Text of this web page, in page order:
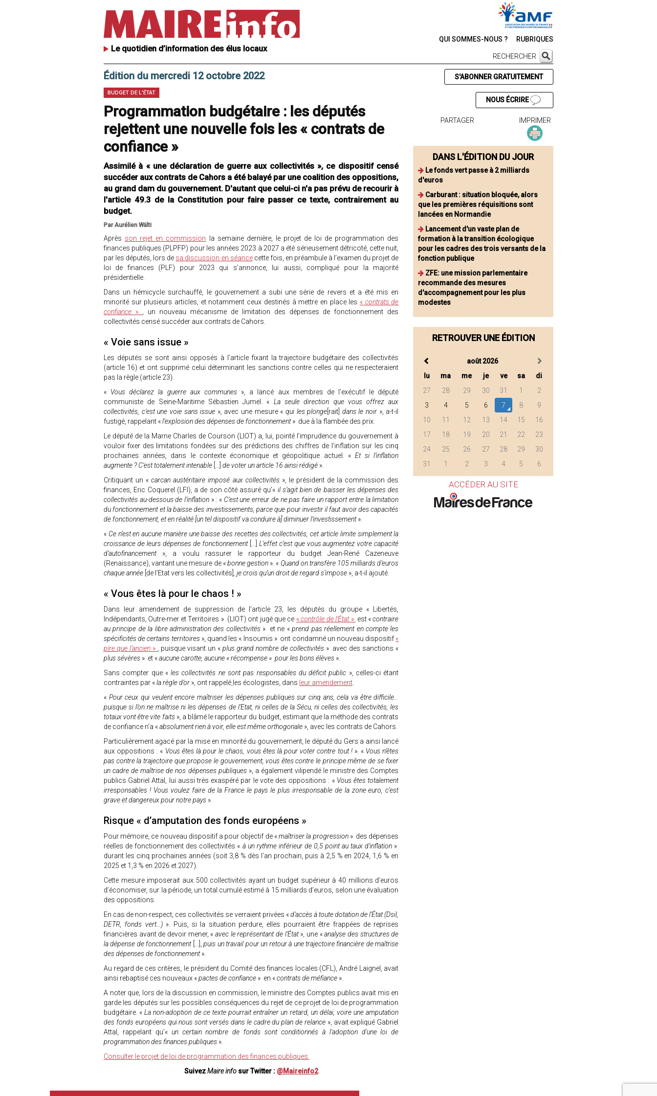
Le quotidien d’information des élus locaux
QUI SOMMES-NOUS ? RUBRIQUES
RECHERCHER
Édition du mercredi 12 octobre 2022
BUDGET DE L'ÉTAT
Programmation budgétaire : les députés
rejettent une nouvelle fois les « contrats de
confiance »
Assimilé à « une déclaration de guerre aux collectivités », ce dispositif censé
succéder aux contrats de Cahors a été balayé par une coalition des oppositions,
au grand dam du gouvernement. D'autant que celui-ci n'a pas prévu de recourir à
l'article 49.3 de la Constitution pour faire passer ce texte, contrairement au
budget.
Par Aurélien Wälti
Après son rejet en commission la semaine dernière, le projet de loi de programmation des
finances publiques (PLPFP) pour les années 2023 à 2027 a été sérieusement détricoté, cette nuit,
par les députés, lors de sa discussion en séancecette fois, en préambule à l’examen du projet de
loi de finances (PLF) pour 2023 qui s’annonce, lui aussi, compliqué pour la majorité
présidentielle.
Dans un hémicycle surchauffé, le gouvernement a subi une série de revers et a été mis en
minorité sur plusieurs articles, et notamment ceux destinés à mettre en place les « contrats de
confiance »
, un nouveau mécanisme de limitation des dépenses de fonctionnement des
collectivités censé succéder aux contrats de Cahors.
« Voie sans issue »
Les députés se sont ainsi opposés à l’article fixant la trajectoire budgétaire des collectivités
(article 16) et ont supprimé celui déterminant les sanctions contre celles qui ne respecteraient
pas la règle (article 23).
« Vous déclarez la guerre aux communes», a lancé aux membres de l’exécutif le député
communiste de Seine-Maritime Sébastien Jumel. « La seule direction que vous offrez aux
collectivités, c’est une voie sans issue », avec une mesure « qui les plonge [rait] dans le noir », a-t-il
fustigé, rappelant «l’explosion des dépenses de fonctionnement» due à la flambée des prix.
Le député de la Marne Charles de Courson (LIOT) a, lui, pointé l’imprudence du gouvernement à
vouloir fixer des limitations fondées sur des prédictions des chiffres de l’inflation sur les cinq
prochaines années, dans le contexte économique et géopolitique actuel. « Et si l’inflation
augmente ? C’est totalement intenable
de voter un article 16 ainsi rédigé ».
Critiquant un «carcan austéritaire imposé aux collectivités», le président de la commission des
finances, Eric Coquerel (LFI), a de son côté assuré qu’« il s’agit bien de baisser les dépenses des
collectivités au-dessous de l’inflation » : « C’est une erreur de ne pas faire un rapport entre la limitation
du fonctionnement et la baisse des investissements, parce que pour investir il faut avoir des capacités
de fonctionnement, et en réalité [un tel dispositif va conduire à] diminuer l’investissement».
« Ce n’est en aucune manière une baisse des recettes des collectivités, cet article limite simplement la
croissance de leurs dépenses de fonctionnement[…] L’effet c’est que vous augmentez votre capacité
d’autofinancement », a voulu rassurer le rapporteur du budget Jean-René Cazeneuve
(Renaissance), vantant une mesure de «bonne gestion ». « Quand on transfère 105 milliards d’euros
chaque année [de l’Etat vers les collectivités] , je crois qu’un droit de regard s’impose », a-t-il ajouté.
« Vous êtes là pour le chaos ! »
Dans leur amendement de suppression de l’article 23, les députés du groupe « Libertés,
Indépendants, Outre-mer et Territoires » (LIOT) ont jugé que ce «contrôle de l’État » est «contraire
au principe de la libre administration des collectivités» et ne «prend pas réellement en compte les
spécificités de certains territoires », quand les « Insoumis » ont condamné un nouveau dispositif «
pire que l’ancien » , puisque visant un « plus grand nombre de collectivités» avec des sanctions «
plus sévères » et «aucune carotte, aucune « récompense » pour les bons élèves ».
Sans compter que «les collectivités ne sont pas responsables du déficit public », celles-ci étant
contraintes par «la règle d’or », ont rappelé les écologistes, dans leur amendement
« Pour ceux qui veulent encore maîtriser les dépenses publiques sur cinq ans, cela va être difficile…
puisque si l’on ne maîtrise ni les dépenses de l’Etat, ni celles de la Sécu, ni celles des collectivités, les
totaux vont être vite faits», a blâmé le rapporteur du budget, estimant que la méthode des contrats
de confiance n'a «absolument rien à voir, elle est même orthogonale », avec les contrats de Cahors.
Particulièrement agacé par la mise en minorité du gouvernement, le député du Gers a ainsi lancé
aux oppositions : « Vous êtes là pour le chaos, vous êtes là pour voter contre tout !». « Vous n’êtes
pas contre la trajectoire que propose le gouvernement, vous êtes contre le principe même de se fixer
un cadre de maîtrise de nos dépenses publiques», a également vilipendé le ministre des Comptes
publics Gabriel Attal, lui aussi très exaspéré par le vote des oppositions : « Vous êtes totalement
irresponsables ! Vous voulez faire de la France le pays le plus irresponsable de la zone euro, c’est
grave et dangereux pour notre pays ».
Risque « d’amputation des fonds européens »
Pour mémoire, ce nouveau dispositif a pour objectif de «maîtriser la progression » des dépenses
réelles de fonctionnement des collectivités « à un rythme inférieur de 0,5 point au taux d’inflation »
durant les cinq prochaines années (soit 3,8 % dès l’an prochain, puis à 2,5 % en 2024, 1,6 % en
2025 et 1,3 % en 2026 et 2027).
Cette mesure imposerait aux 500 collectivités ayant un budget supérieur à 40 millions d’euros
d’économiser, sur la période, un total cumulé estimé à 15 milliards d’euros, selon une évaluation
des oppositions.
En cas de non-respect, ces collectivités se verraient privées «d’accès à toute dotation de l’État (Dsil,
DETR, fonds vert…)». Puis, si la situation perdure, elles pourraient être frappées de reprises
financières avant de devoir mener, « avec le représentant de l’État», une «analyse des structures de
la dépense de fonctionnement
[…],puis un travail pour un retour à une trajectoire financière de maîtrise
des dépenses de fonctionnement».
Au regard de ces critères, le président du Comité des finances locales (CFL), André Laignel, avait
ainsi rebaptisé ces nouveaux «pactes de confiance » en «contrats de méfiance ».
A noter que, lors de la discussion en commission, le ministre des Comptes publics avait mis en
garde les députés sur les possibles conséquences du rejet de ce projet de loi de programmation
budgétaire. « La non-adoption de ce texte pourrait entraîner un retard, un délai, voire une amputation
des fonds européens qui nous sont versés dans le cadre du plan de relance», avait expliqué Gabriel
Attal, rappelant qu’«un certain nombre de fonds sont conditionnés à l'adoption d'une loi de
programmation des finances publiques ».
Consulter le projet de loi de programmation des finances publiques.
SuivezMaire infosur Twitter : @Maireinfo2
S'ABONNER GRATUITEMENT
NOUS ÉCRIRE
PARTAGER IMPRIMER
DANS L'ÉDITION DU JOUR
Le fonds vert passe à 2 milliards
d'euros
Carburant : situation bloquée, alors
que les premières réquisitions sont
lancées en Normandie
Lancement d'un vaste plan de
formation à la transition écologique
pour les cadres des trois versants de la
fonction publique
ZFE: une mission parlementaire
recommande des mesures
d'accompagnement pour les plus
modestes
RETROUVER UNE ÉDITION
août 2026
lu
ma me je ve sa
di
27
28 29 30 31 1
2
3
4 5 6 7 8
9
10
11 12 13 14 15
16
17
18 19 20 21 22
23
24
25 26 27 28 29
30
31
1 2 3 4 5 6
ACCÉDER AU SITE